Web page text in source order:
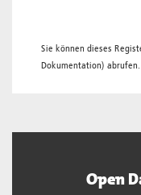
Sie können dieses
Dokumentation) abrufen.
Open